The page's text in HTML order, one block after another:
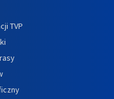
TVP